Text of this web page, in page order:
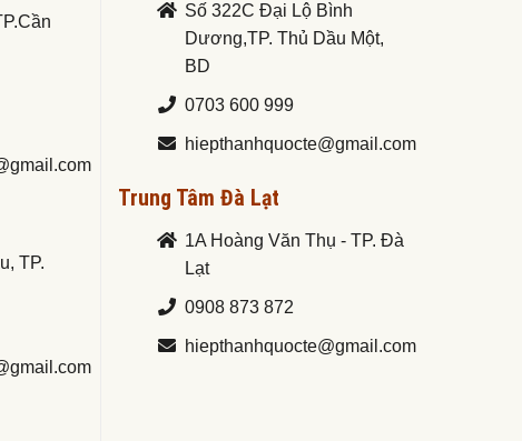
TP.
Số 322C Đại Lộ Bình
Dương,TP. Thủ Dầu Một,
BD
0703 600 999
hiepthanhquocte@gmail.com
Trung Tâm Đà Lạt
1A Hoàng Văn Thụ - TP. Đà
Lạt
0908 873 872
hiepthanhquocte@gmail.com